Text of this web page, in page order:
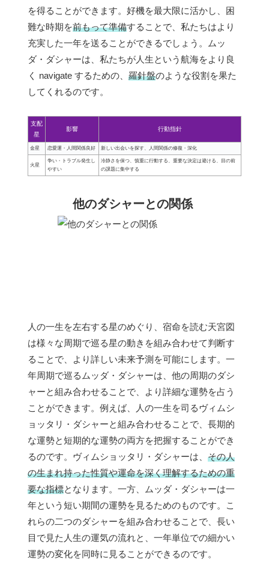
を得ることができます。好機を最大限に活かし、困
難な時期を前もって準備することで、私たちはより
充実した一年を送ることができるでしょう。ムッ
ダ・ダシャーは、私たちが人生という航海をより良
く navigate するための、 羅針盤のような役割を果た
してくれるのです。
支配
星
影響 行動指針
金星 恋愛運・人間関係良好 新しい出会いを探す、人間関係の修復・深化
火星
争い・トラブル発生し
やすい
冷静さを保つ、慎重に行動する、重要な決定は避ける、目の前
の課題に集中する
他のダシャーとの関係
人の一生を左右する星のめぐり、宿命を読む天宮図
は様々な周期で巡る星の動きを組み合わせて判断す
ることで、より詳しい未来予測を可能にします。一
年周期で巡るムッダ・ダシャーは、他の周期のダシ
ャーと組み合わせることで、より詳細な運勢を占う
ことができます。例えば、人の一生を司るヴィムシ
ョッタリ・ダシャーと組み合わせることで、長期的
な運勢と短期的な運勢の両方を把握することができ
るのです。ヴィムショッタリ・ダシャーは、 その人
の生まれ持った性質や運命を深く理解するための重
要な指標となります。一方、ムッダ・ダシャーは一
年という短い期間の運勢を見るためのものです。こ
れらの二つのダシャーを組み合わせることで、長い
目で見た人生の運気の流れと、一年単位での細かい
運勢の変化を同時に見ることができるのです。